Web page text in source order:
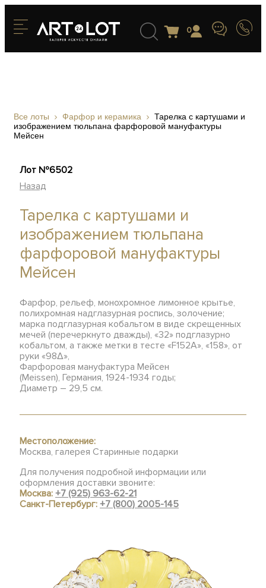
0
Все лоты Фарфор и керамика
Тарелка с картушами и
изображением тюльпана фарфоровой мануфактуры
Мейсен
Лот №6502
Назад
Тарелка с картушами и
изображением тюльпана
фарфоровой мануфактуры
Мейсен
Фарфор, рельеф, монохромное лимонное крытье,
полихромная надглазурная роспись, золочение;
марка подглазурная кобальтом в виде скрещенных
мечей (перечеркнуто дважды), «32» подглазурно
кобальтом, а также метки в тесте «F152А», «158», от
руки «98Δ»,
Фарфоровая мануфактура Мейсен
(Meissen), Германия, 1924-1934 годы;
Диаметр – 29,5 см.
Местоположение:
Москва, галерея Старинные подарки
Для получения подробной информации или
оформления доставки звоните:
Москва:+7 (925) 963-62-21
Санкт-Петербург:+7 (800) 2005-145